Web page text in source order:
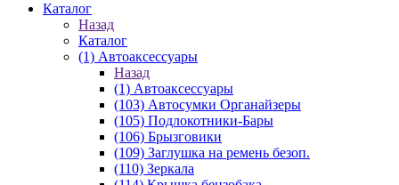
Каталог
Назад
Каталог
(1) Автоаксессуары
Назад
(1) Автоаксессуары
(103) Автосумки Органайзеры
(105) Подлокотники-Бары
(106) Брызговики
(109) Заглушка на ремень безоп.
(110) Зеркала